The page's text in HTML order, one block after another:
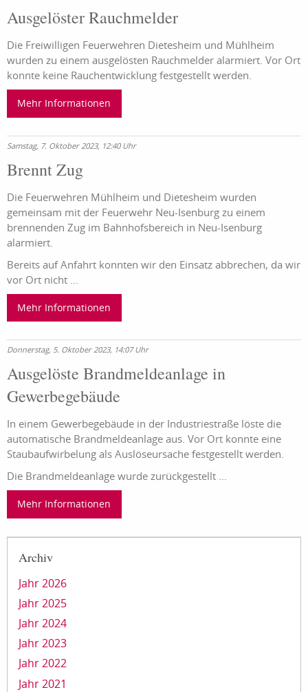
Ausgelöster Rauchmelder
Die Freiwilligen Feuerwehren Dietesheim und Mühlheim
wurden zu einem ausgelösten Rauchmelder alarmiert. Vor Ort
konnte keine Rauchentwicklung festgestellt werden.
Mehr Informationen
Samstag, 7. Oktober 2023, 12:40 Uhr
Brennt Zug
Die Feuerwehren Mühlheim und Dietesheim wurden
gemeinsam mit der Feuerwehr Neu-Isenburg zu einem
brennenden Zug im Bahnhofsbereich in Neu-Isenburg
alarmiert.
Bereits auf Anfahrt konnten wir den Einsatz abbrechen, da wir
vor Ort nicht ...
Mehr Informationen
Donnerstag, 5. Oktober 2023, 14:07 Uhr
Ausgelöste Brandmeldeanlage in
Gewerbegebäude
In einem Gewerbegebäude in der Industriestraße löste die
automatische Brandmeldeanlage aus. Vor Ort konnte eine
Staubaufwirbelung als Auslöseursache festgestellt werden.
Die Brandmeldeanlage wurde zurückgestellt ...
Mehr Informationen
Archiv
Jahr 2026
Jahr 2025
Jahr 2024
Jahr 2023
Jahr 2022
Jahr 2021